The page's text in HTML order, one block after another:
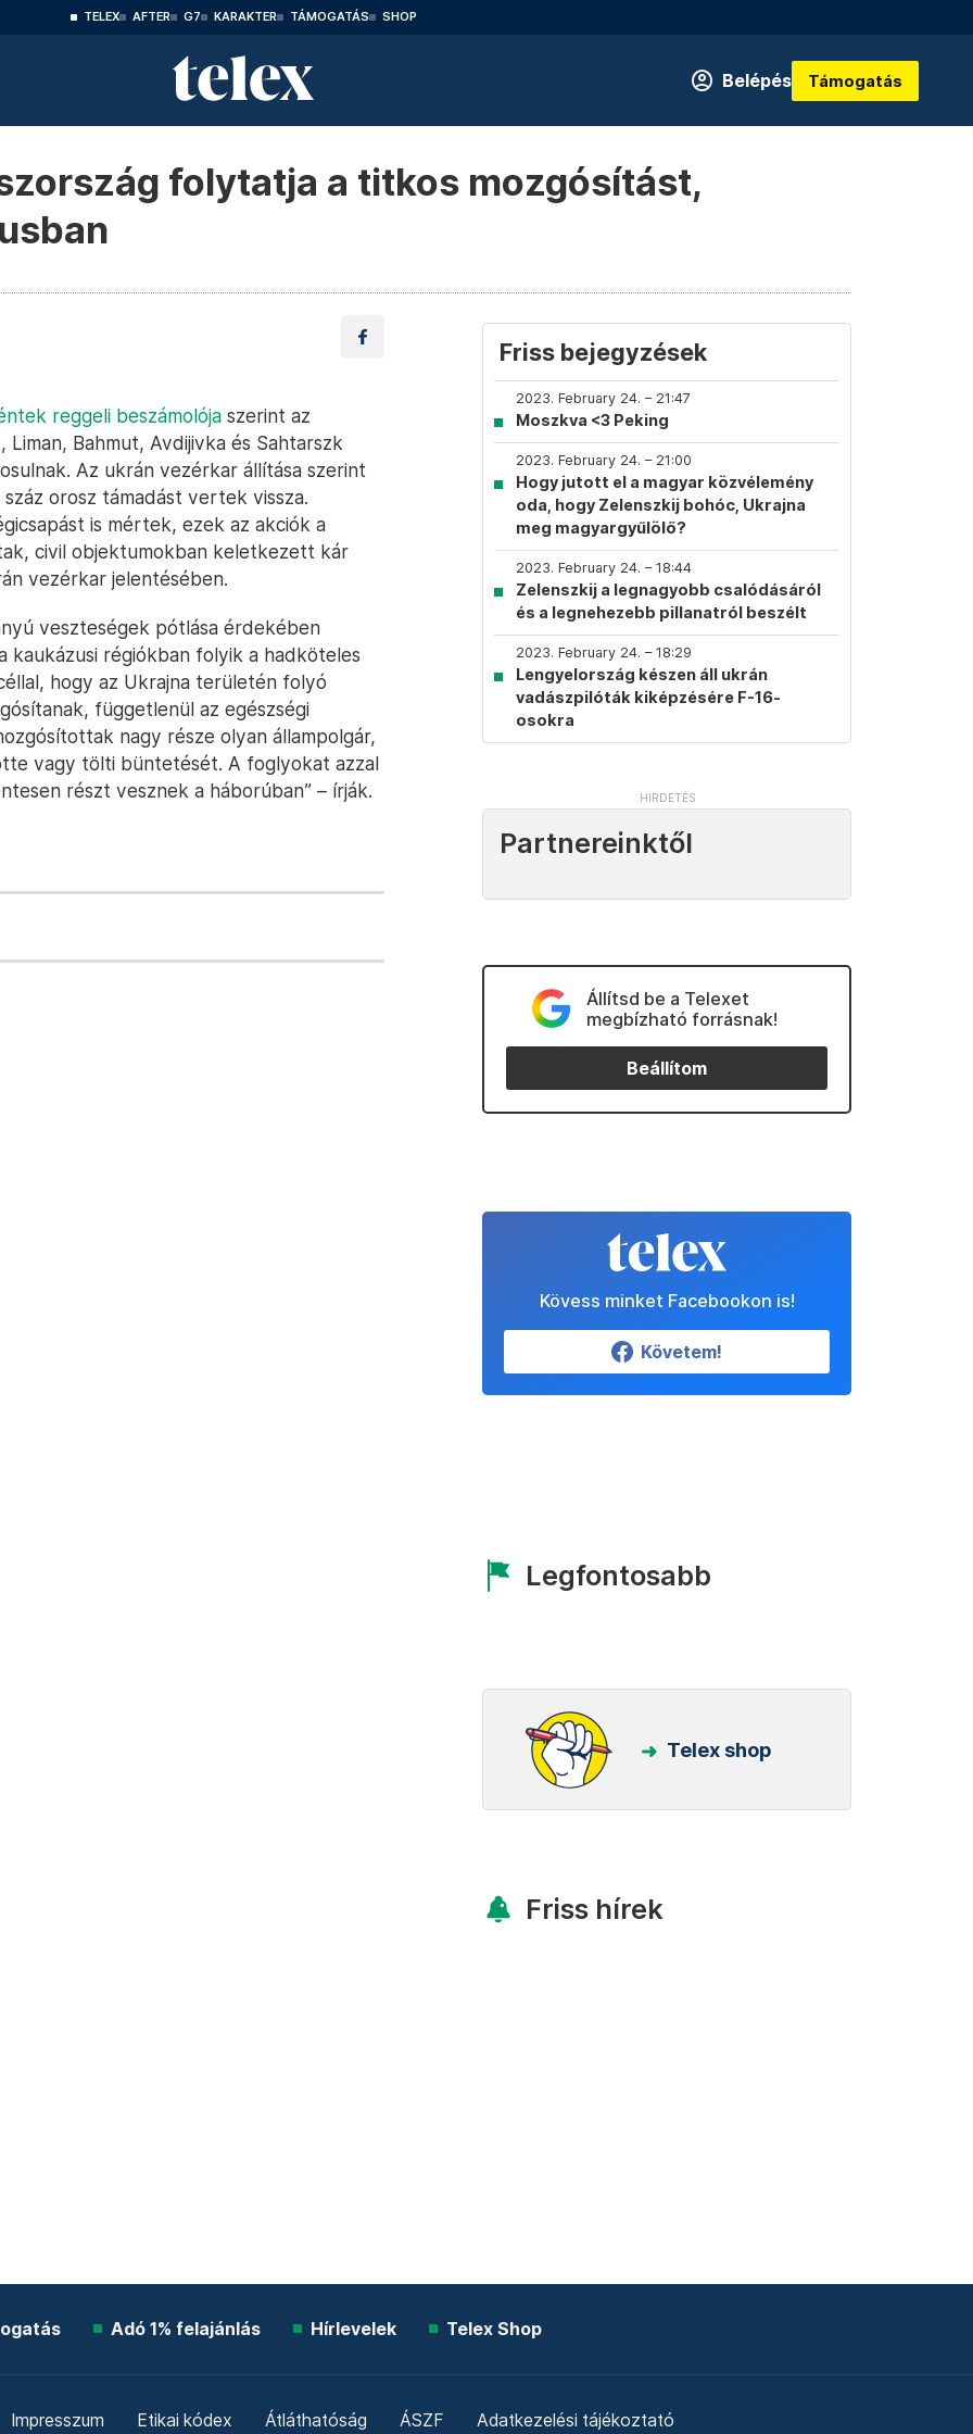
TELEX AFTER G7 KARAKTER TÁMOGATÁS SHOP
Belépés Támogatás
folytatja a titkos mozgósítást,
reggeli beszámolója szerint az
Bahmut, Avdijivka és Sahtarszk
Az ukrán vezérkar állítása szerint
orosz támadást vertek vissza.
is mértek, ezek az akciók a
civil objektumokban keletkezett kár
vezérkar jelentésében.
veszteségek pótlása érdekében
kaukázusi régiókban folyik a hadköteles
hogy az Ukrajna területén folyó
függetlenül az egészségi
nagy része olyan állampolgár,
vagy tölti büntetését. A foglyokat azzal
részt vesznek a háborúban” – írják.
Friss bejegyzések
2023. February 24. – 21:47
Moszkva <3 Peking
2023. February 24. – 21:00
Hogy jutott el a magyar közvélemény
oda, hogy Zelenszkij bohóc, Ukrajna
meg magyargyűlölő?
2023. February 24. – 18:44
Zelenszkij a legnagyobb csalódásáról
és a legnehezebb pillanatról beszélt
2023. February 24. – 18:29
Lengyelország készen áll ukrán
vadászpilóták kiképzésére F-16-
osokra
Partnereinktől
Állítsd be a Telexet
megbízható forrásnak!
Beállítom
Kövess minket Facebookon is!
Követem!
Legfontosabb
Telex shop
Friss hírek
Adó 1% felajánlás Hírlevelek Telex Shop
Impresszum Etikai kódex Átláthatóság ÁSZF Adatkezelési tájékoztató